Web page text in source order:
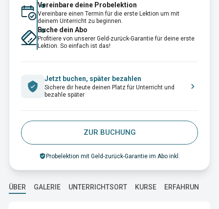
Vereinbare deine Probelektion
Vereinbare einen Termin für die erste Lektion um mit
deinem Unterricht zu beginnen.
Buche dein Abo
Profitiere von unserer Geld-zurück-Garantie für deine erste
Lektion. So einfach ist das!
Jetzt buchen, später bezahlen
Sichere dir heute deinen Platz für Unterricht und
bezahle später
ZUR BUCHUNG
Probelektion mit Geld-zurück-Garantie im Abo inkl.
ÜBER GALERIE UNTERRICHTSORT KURSE ERFAHRUNG